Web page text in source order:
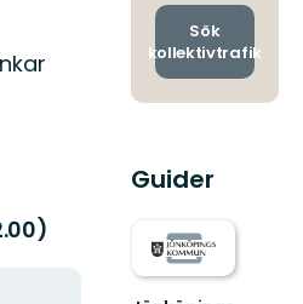
och
Sök
kollektivtrafik
Guider